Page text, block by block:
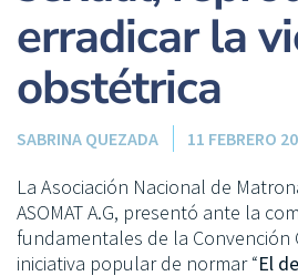
erradicar la
obstétrica
SABRINA QUEZADA 11 FEBRERO
La Asociación Nacional de
ASOMAT A.G, presentó ante la
fundamentales de la
iniciativa popular de normar “El